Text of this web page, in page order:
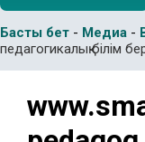
Басты бет - Медиа -
педагогикалық білім